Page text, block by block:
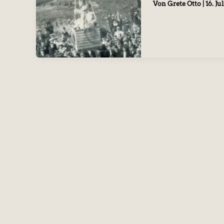
Von Grete Otto 16.